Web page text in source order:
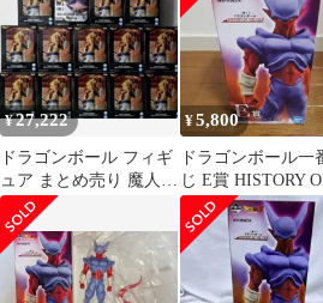
¥27,222
ドラゴンボール フィギ
ュア まとめ売り 魔人ブ
ウ ゴジータ
¥5,800
ドラゴンボール一
じ E賞 HISTORY
THE FILM ジャネ